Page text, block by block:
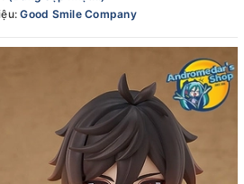
Good Smile Company